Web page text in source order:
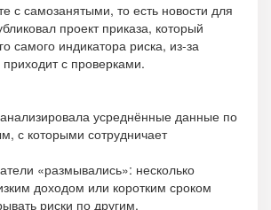
с самозанятыми, то есть новости для
проект приказа, который
самого индикатора риска, из-за
приходит с проверками.
усреднённые данные по
с которыми сотрудничает
«размывались»: несколько
доходом или коротким сроком
риски по другим.